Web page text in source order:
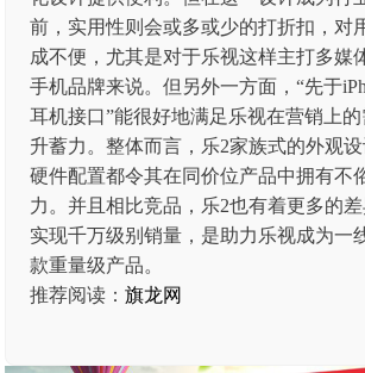
前，实用性则会或多或少的打折扣，对
成不便，尤其是对于乐视这样主打多媒
手机品牌来说。但另外一方面，“先于
耳机接口”能很好地满足乐视在营销上
升蓄力。整体而言，乐2家族式的外观
硬件配置都令其在同价位产品中拥有不
力。并且相比竞品，乐2也有着更多的
实现千万级别销量，是助力乐视成为一
款重量级产品。
推荐阅读：旗龙网